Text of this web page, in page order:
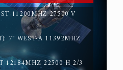
حقيقة المسيح الدجال
11200MHZ 27500 V
7° WEST-A 11392MHZ
12184MHZ 22500 H 2/3